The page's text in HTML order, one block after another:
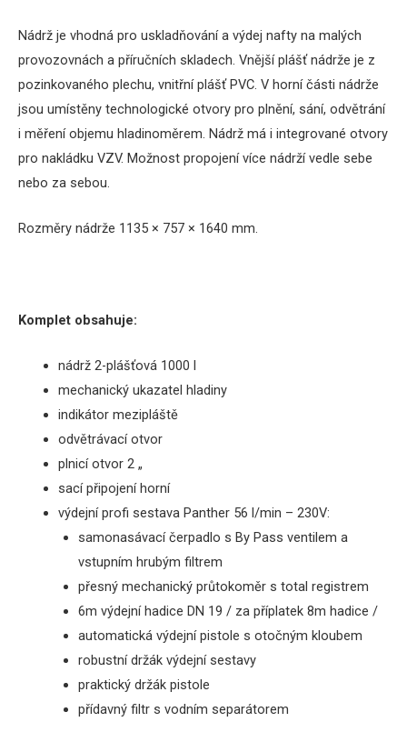
Nádrž je vhodná pro uskladňovánía výdej nafty na malých
provozovnách a příručních skladech Vnější plášť nádrže je z
pozinkovaného plechu, vnitřní plášť PVC V horní části nádrže
jsou umístěny technologické otvory pro plnění, sání, odvětrání
i měření objemu hladinoměrem. Nádrž má i integrované otvory
pro nakládku VZV. Možnost propojení více nádrží vedle sebe
nebo za sebou.
Rozměry nádrže 1135 × 757 × 1640 mm.
Komplet obsahuje:
nádrž 2-plášťová 1000 l
mechanický ukazatel hladiny
indikátor mezipláště
odvětrávací otvor
plnicí otvor 2 „
sací připojení horní
výdejní profi sestava Panther 56 l/min – 230V:
samonasávací čerpadlo s By Pass ventilem a
vstupním hrubým filtrem
přesný mechanický průtokoměr s total registrem
6m výdejní hadice DN 19 / za příplatek 8m hadice /
automatická výdejní pistole s otočným kloubem
robustní držák výdejní sestavy
praktický držák pistole
přídavný filtr s vodním separátorem